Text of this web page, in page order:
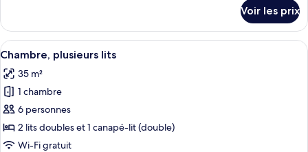
chambre :
Accessible
King
Bed/tub
(with
Sofa
Bed)
le
type
de
Accessible
King
Bed/tub
(with
Sofa
Bed)
Voir les prix
Afficher
toutes
les
photos
pour
ce
type
Chambre, plusieurs lits | Literie de
2
Chambre, plusieurs lits
35 m²
1 chambre
6 personnes
2 lits doubles et 1 canapé-lit (double)
Wi-Fi gratuit